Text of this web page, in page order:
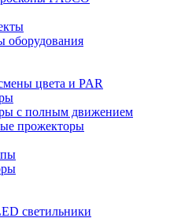
оборудования
цвета и PAR
с полным движением
прожекторы
светильники